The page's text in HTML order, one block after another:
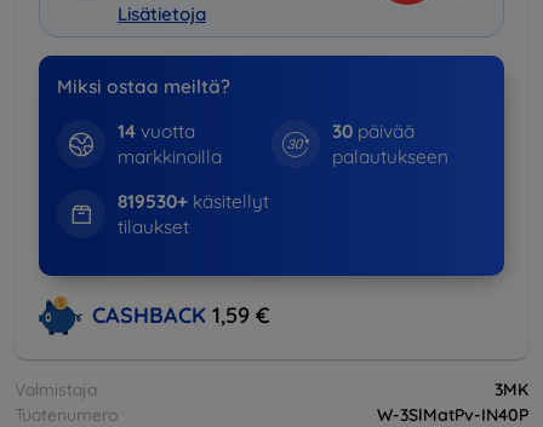
Lisätietoja
Miksi ostaa meiltä?
14vuotta
markkinoilla
30 päivää
palautukseen
819530+käsitellyt
tilaukset
CASHBACK 1,59 €
Valmistaja
3MK
Tuotenumero
W-3SlMatPv-IN40P